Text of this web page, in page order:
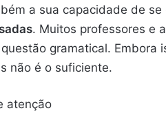
a sua capacidade de
. Muitos professores e
gramatical.
não é o suficiente.
atenção